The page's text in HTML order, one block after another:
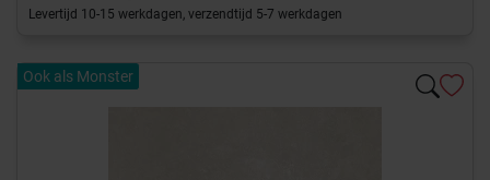
Levertijd 10-15 werkdagen, verzendtijd 5-7 werkdagen
Ook als Monster